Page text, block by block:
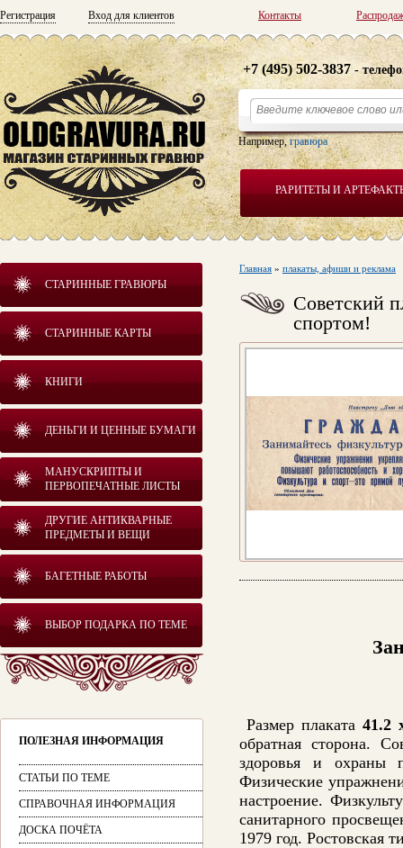
Регистрация Вход для клиентов Контакты
РАРИТЕТЫ И
+7 (495) 502-3837 -
Например,гравюра
СТАРИННЫЕ ГРАВЮРЫ
СТАРИННЫЕ КАРТЫ
КНИГИ
ДЕНЬГИ И ЦЕННЫЕ БУМАГИ
МАНУСКРИПТЫ И
ПЕРВОПЕЧАТНЫЕ ЛИСТЫ
ДРУГИЕ АНТИКВАРНЫЕ
ПРЕДМЕТЫ И ВЕЩИ
БАГЕТНЫЕ РАБОТЫ
ВЫБОР ПОДАРКА ПО ТЕМЕ
ПОЛЕЗНАЯ ИНФОРМАЦИЯ
СТАТЬИ ПО ТЕМЕ
СПРАВОЧНАЯ ИНФОРМАЦИЯ
ДОСКА ПОЧЁТА
Главная » плакаты, афиши и реклама
Советский
спортом!
Размер плаката41.2
обратная сторона.
здоровья и охраны
Физические
настроение.
санитарного
1979 год. Ростовская